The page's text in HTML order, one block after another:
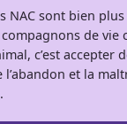
NAC sont bien
de
c’est accepter
et la
.